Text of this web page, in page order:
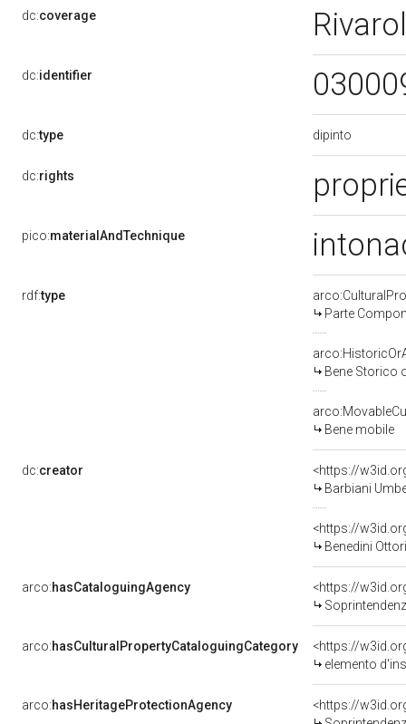
dc:coverage
dc:identifier
dc:type dipinto
dc:rights
pico:materialAndTechnique
rdf:type
Parte
Bene Storico
Bene mobile
dc:creator
<https://
Barbiani
<https://
Benedini
arco:hasCataloguingAgency
<https://
arco:hasCulturalPropertyCataloguingCategory
<https://
elemento
arco:hasHeritageProtectionAgency
<https://